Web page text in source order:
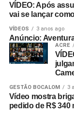
VÍDEO: Após
vai se lançar
VÍDEOS 3 anos ago
Anúncio:
ACRE
GESTÃO BOCALOM 3
Vídeo mostra
pedido de R$